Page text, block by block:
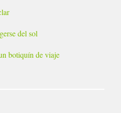
del sol
botiquín de viaje